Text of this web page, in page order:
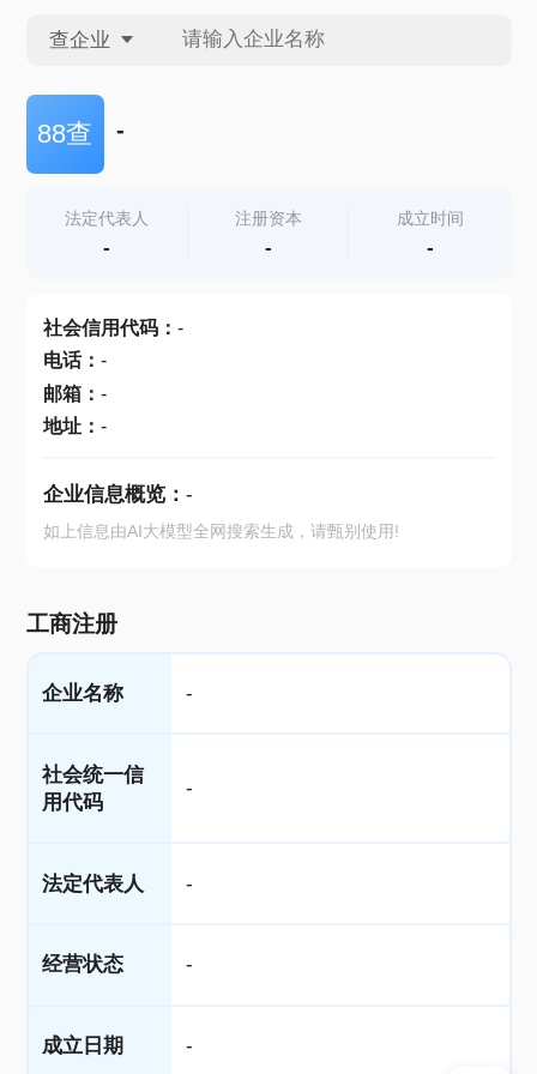
查企业
查企业
查产地
88查 -
法定代表人
-
注册资本
-
成立时间
-
社会信用代码： -
电话： -
邮箱： -
地址： -
企业信息概览： -
如上信息由AI大模型全网搜索生成，请甄别使用!
工商注册
企业名称 -
社会统一信
用代码
-
法定代表人 -
经营状态 -
成立日期 -